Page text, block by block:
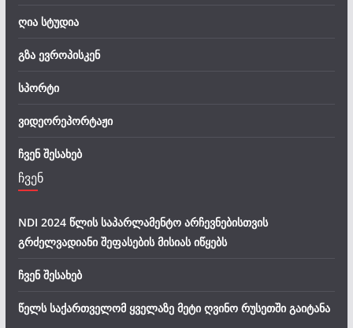
ღია სტუდია
გზა ევროპისკენ
სპორტი
ვიდეორეპორტაჟი
ჩვენ შესახებ
ჩვენ
NDI 2024 წლის საპარლამენტო არჩევნებისთვის
გრძელვადიანი შეფასების მისიას იწყებს
ჩვენ შესახებ
წელს საქართველომ ყველაზე მეტი ღვინო რუსეთში გაიტანა